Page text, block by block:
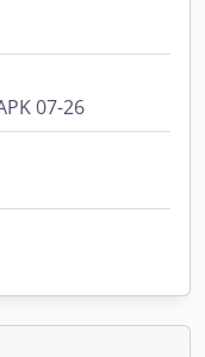
07-26